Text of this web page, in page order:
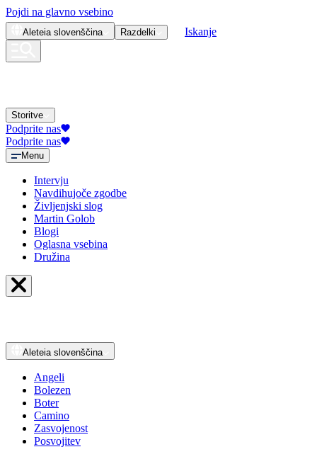
Pojdi na glavno vsebino
Aleteia slovenščina Razdelki Iskanje
Storitve
Podprite nas
Podprite nas
Menu
Intervju
Navdihujoče zgodbe
Življenjski slog
Martin Golob
Blogi
Oglasna vsebina
Družina
Aleteia slovenščina
Angeli
Bolezen
Boter
Camino
Zasvojenost
Posvojitev